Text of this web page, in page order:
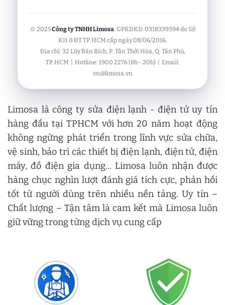
© 2025Công ty TNHH Limosa . GPKDKD: 0318339394 do Sở
KH & ĐT TP.HCM cấp ngày 08/06/2016.
Địa chỉ: 32 Lũy Bán Bích, P. Tân Thới Hòa, Q. Tân Phú,
TP.HCM | Hotline: 1900 2276 (8h - 20h) | Email:
vn@limosa.vn
Limosa là công ty sửa điện lạnh - điện tử uy tín
hàng đầu tại TPHCM với hơn 20 năm hoạt động
không ngừng phát triển trong lĩnh vực sửa chữa,
vệ sinh, bảo trì các thiết bị điện lạnh, điện tử, điện
máy, đồ điện gia dụng... Limosa luôn nhận được
hàng chục nghìn lượt đánh giá tích cực, phản hồi
tốt từ người dùng trên nhiều nền tảng. Uy tín –
Chất lượng – Tận tâm là cam kết mà Limosa luôn
giữ vững trong từng dịch vụ cung cấp